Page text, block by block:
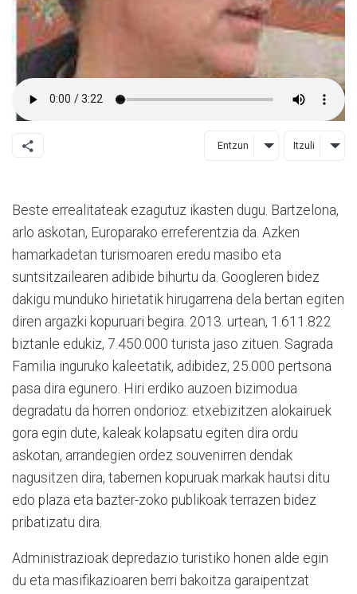
Entzun Itzuli
Beste errealitateak ezagutuz ikasten dugu. Bartzelona,
arlo askotan, Europarako erreferentzia da. Azken
hamarkadetan turismoaren eredu masibo eta
suntsitzailearen adibide bihurtu da. Googleren bidez
dakigu munduko hirietatik hirugarrena dela bertan egiten
diren argazki kopuruari begira. 2013. urtean, 1.611.822
biztanle edukiz, 7.450.000 turista jaso zituen. Sagrada
Familia inguruko kaleetatik, adibidez, 25.000 pertsona
pasa dira egunero. Hiri erdiko auzoen bizimodua
degradatu da horren ondorioz: etxebizitzen alokairuek
gora egin dute, kaleak kolapsatu egiten dira ordu
askotan, arrandegien ordez souvenirren dendak
nagusitzen dira, tabernen kopuruak markak hautsi ditu
edo plaza eta bazter-zoko publikoak terrazen bidez
pribatizatu dira.
Administrazioak depredazio turistiko honen alde egin
du eta masifikazioaren berri bakoitza garaipentzat